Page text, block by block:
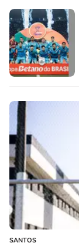
SANTOS